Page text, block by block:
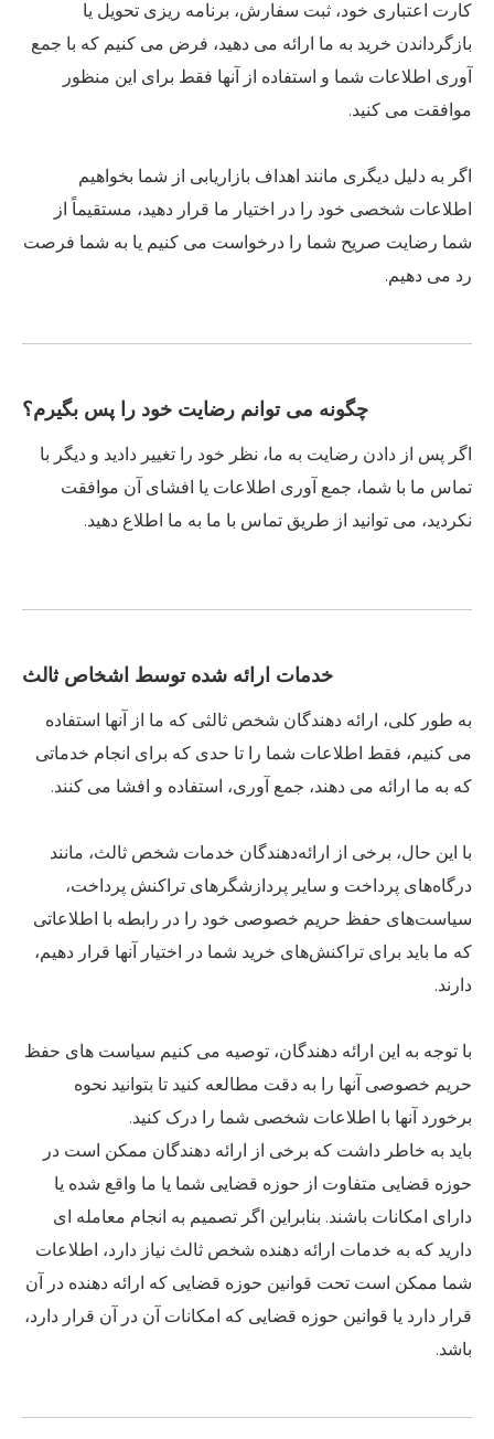
کارت اعتباری خود، ثبت سفارش، برنامه ریزی تحویل یا
بازگرداندن خرید به ما ارائه می دهید، فرض می کنیم که با جمع
آوری اطلاعات شما و استفاده از آنها فقط برای این منظور
موافقت می کنید.
اگر به دلیل دیگری مانند اهداف بازاریابی از شما بخواهیم
اطلاعات شخصی خود را در اختیار ما قرار دهید، مستقیماً از
شما رضایت صریح شما را درخواست می کنیم یا به شما فرصت
رد می دهیم.
چگونه می توانم رضایت خود را پس بگیرم؟
اگر پس از دادن رضایت به ما، نظر خود را تغییر دادید و دیگر با
تماس ما با شما، جمع آوری اطلاعات یا افشای آن موافقت
نکردید، می توانید از طریق تماس با ما به ما اطلاع دهید.
خدمات ارائه شده توسط اشخاص ثالث
به طور کلی، ارائه دهندگان شخص ثالثی که ما از آنها استفاده
می کنیم، فقط اطلاعات شما را تا حدی که برای انجام خدماتی
که به ما ارائه می دهند، جمع آوری، استفاده و افشا می کنند.
با این حال، برخی از ارائه‌دهندگان خدمات شخص ثالث، مانند
درگاه‌های پرداخت و سایر پردازشگرهای تراکنش پرداخت،
سیاست‌های حفظ حریم خصوصی خود را در رابطه با اطلاعاتی
که ما باید برای تراکنش‌های خرید شما در اختیار آنها قرار دهیم،
دارند.
با توجه به این ارائه دهندگان، توصیه می کنیم سیاست های حفظ
حریم خصوصی آنها را به دقت مطالعه کنید تا بتوانید نحوه
برخورد آنها با اطلاعات شخصی شما را درک کنید.
باید به خاطر داشت که برخی از ارائه دهندگان ممکن است در
حوزه قضایی متفاوت از حوزه قضایی شما یا ما واقع شده یا
دارای امکانات باشند. بنابراین اگر تصمیم به انجام معامله ای
دارید که به خدمات ارائه دهنده شخص ثالث نیاز دارد، اطلاعات
شما ممکن است تحت قوانین حوزه قضایی که ارائه دهنده در آن
قرار دارد یا قوانین حوزه قضایی که امکانات آن در آن قرار دارد،
باشد.